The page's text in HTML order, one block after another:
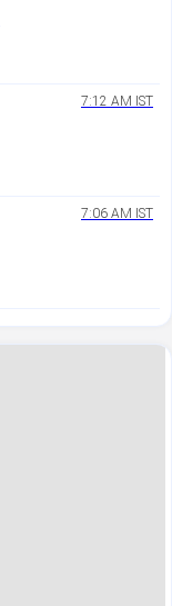
7:12 AM IST
7:06 AM IST